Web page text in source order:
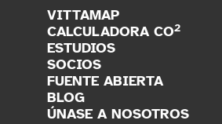
VITTAMAP
CALCULADORA CO2
ESTUDIOS
SOCIOS
FUENTE ABIERTA
BLOG
ÚNASE A NOSOTROS